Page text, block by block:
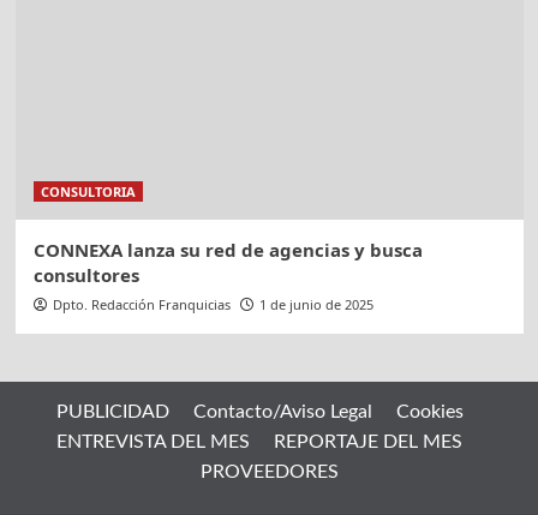
CONSULTORIA
CONNEXA lanza su red de agencias y busca
consultores
Dpto. Redacción Franquicias 1 de junio de 2025
PUBLICIDAD Contacto/Aviso Legal
Cookies
ENTREVISTA DEL MES
REPORTAJE DEL MES
PROVEEDORES